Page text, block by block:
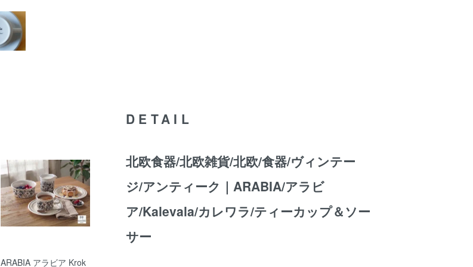
DETAIL
北欧食器/北欧雑貨/北欧/食器/ヴィンテー
ジ/アンティーク｜ARABIA/アラビ
ア/Kalevala/カレワラ/ティーカップ＆ソー
サー
ARABIA アラビア Krok